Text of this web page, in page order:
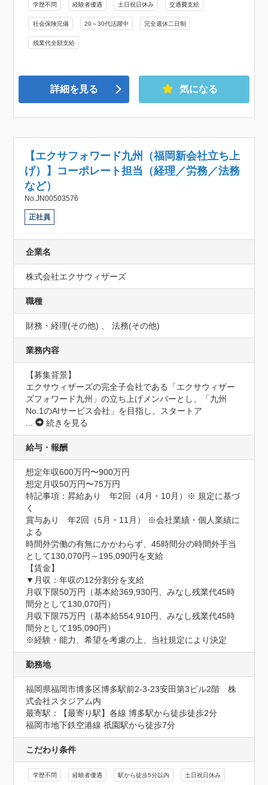
学歴不問 経験者優遇 土日祝日休み 交通費支給
社会保険完備 20～30代活躍中 完全週休二日制
残業代全額支給
詳細を見る 気になる
【エクサフォワード九州（福岡新会社立ち上
げ）】コーポレート担当（経理／労務／法務
など）
No.JN00503576
正社員
企業名
株式会社エクサウィザーズ
職種
財務・経理(その他) 、 法務(その他)
業務内容
【募集背景】
エクサウィザーズの完全子会社である「エクサウィザー
ズフォワード九州」の立ち上げメンバーとし、「九州
No.1のAIサービス会社」を目指し、スタートア
...
続きを見る
給与・報酬
想定年収600万円〜900万円
想定月収50万円〜75万円
特記事項：昇給あり　年2回（4月・10月）※ 規定に基づ
く
賞与あり　年2回（5月・11月） ※会社業績・個人業績に
よる
時間外労働の有無にかかわらず、45時間分の時間外手当
として130,070円～195,090円を支給
【賃金】
▼月収：年収の12分割分を支給
月収下限50万円（基本給369,930円、みなし残業代45時
間分として130,070円）
月収下限75万円（基本給554,910円、みなし残業代45時
間分として195,090円）
※経験・能力、希望を考慮の上、当社規定により決定
勤務地
福岡県福岡市博多区博多駅前2-3-23安田第3ビル2階　株
式会社スタジアム内
最寄駅：【最寄り駅】各線 博多駅から徒歩徒歩2分
福岡市地下鉄空港線 祇園駅から徒歩7分
こだわり条件
学歴不問 経験者優遇 駅から徒歩5分以内 土日祝日休み